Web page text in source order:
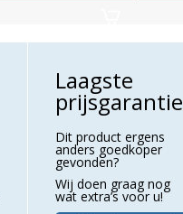
Laagste
prijsgarantie
Dit product ergens
anders goedkoper
gevonden?
Wij doen graag nog
wat extra’s voor u!